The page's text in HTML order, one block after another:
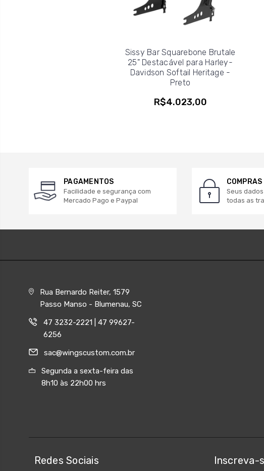
Sissy Bar Squarebone Brutale
25" Destacável para Harley-
Davidson Softail Heritage -
Preto
R$4.023,00
PAGAMENTOS
Facilidade e segurança com
Mercado Pago e Paypal
Seus
todas as
Rua Bernardo Reiter, 1579
Passo Manso - Blumenau, SC
47 3232-2221 | 47 99627-
6256
sac@wingscustom.com.br
Segunda a sexta-feira das
8h10 às 22h00 hrs
Redes Sociais Inscreva-